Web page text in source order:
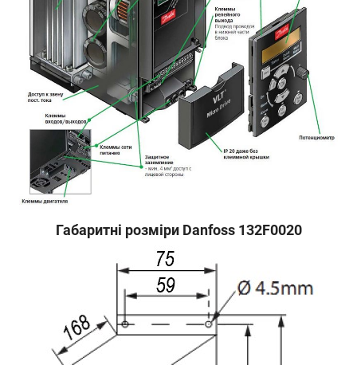
Габаритні розміри Danfoss 132F0020